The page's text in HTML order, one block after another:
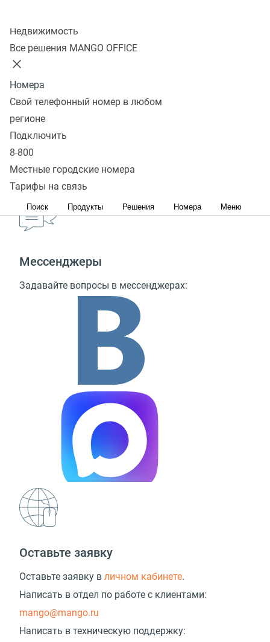
Недвижимость
Все решения MANGO OFFICE
Номера
Свой телефонный номер в любом
регионе
Подключить
8-800
Местные городские номера
Тарифы на связь
Поиск Продукты Решения Номера Меню
совершения вызовов нет.
Если вы авторизованы в Личном кабинете, то при
переходе в демо кабинет авторизация пропадет и
нужно будет заново ввести логин/пароль, чтобы
попасть в собственный ЛК.
Напишите нам:
Мессенджеры
Задавайте вопросы в мессенджерах:
Оставьте заявку
Оставьте заявку в личном кабинете.
Написать в отдел по работе с клиентами:
mango@mango.ru
Написать в техническую поддержку: